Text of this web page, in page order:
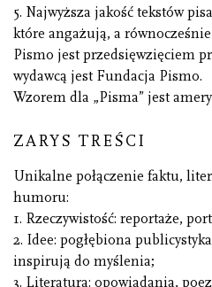
5. Najwyższa jakość tekstów
które angażują, a
Pismo jest przedsięwzięciem
wydawcą jest Fundacja Pismo.
Wzorem dla „Pisma” jest
ZARYS TREŚCI
Unikalne połączenie faktu,
humoru:
1. Rzeczywistość: reportaże,
2. Idee: pogłębiona
inspirują do myślenia;
3. Literatura: opowiadania,